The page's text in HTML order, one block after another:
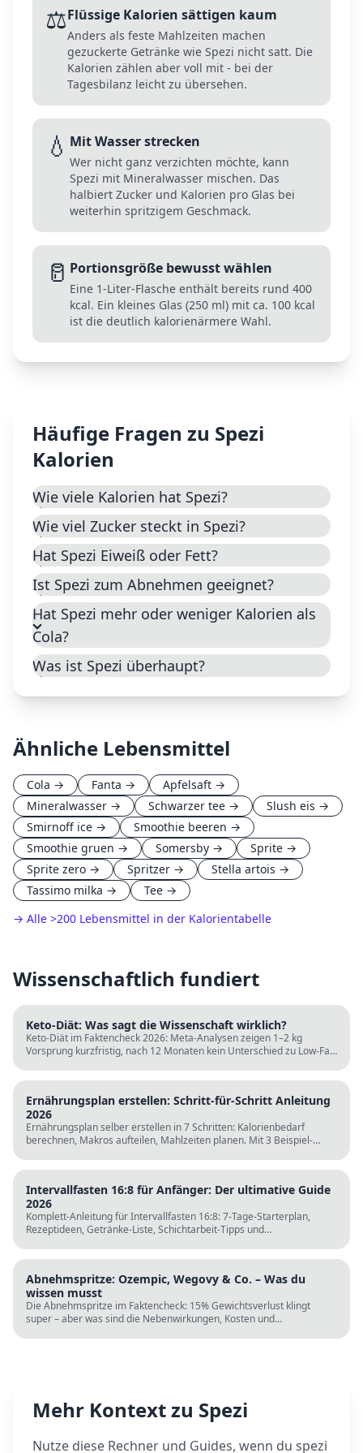
⚖️Flüssige Kalorien sättigen kaum
Anders als feste Mahlzeiten machen
gezuckerte Getränke wie Spezi nicht satt. Die
Kalorien zählen aber voll mit - bei der
Tagesbilanz leicht zu übersehen.
💧 Mit Wasser strecken
Wer nicht ganz verzichten möchte, kann
Spezi mit Mineralwasser mischen. Das
halbiert Zucker und Kalorien pro Glas bei
weiterhin spritzigem Geschmack.
🥛 Portionsgröße bewusst wählen
Eine 1-Liter-Flasche enthält bereits rund 400
kcal. Ein kleines Glas (250 ml) mit ca. 100 kcal
ist die deutlich kalorienärmere Wahl.
Häufige Fragen zu Spezi
Kalorien
Wie viele Kalorien hat Spezi?
Wie viel Zucker steckt in Spezi?
Hat Spezi Eiweiß oder Fett?
Ist Spezi zum Abnehmen geeignet?
Hat Spezi mehr oder weniger Kalorien als
Cola?
Was ist Spezi überhaupt?
Ähnliche Lebensmittel
Cola → Fanta → Apfelsaft →
Mineralwasser → Schwarzer tee → Slush eis →
Smirnoff ice → Smoothie beeren →
Smoothie gruen → Somersby → Sprite →
Sprite zero → Spritzer → Stella artois →
Tassimo milka → Tee →
→ Alle >200 Lebensmittel in der Kalorientabelle
Wissenschaftlich fundiert
Keto-Diät: Was sagt die Wissenschaft wirklich?
Keto-Diät im Faktencheck 2026: Meta-Analysen zeigen 1–2 kg
Vorsprung kurzfristig, nach 12 Monaten kein Unterschied zu Low-Fat.
Ernährungsplan erstellen: Schritt-für-Schritt Anleitung
2026
Ernährungsplan selber erstellen in 7 Schritten: Kalorienbedarf
berechnen, Makros aufteilen, Mahlzeiten planen. Mit 3 Beispiel-
Intervallfasten 16:8 für Anfänger: Der ultimative Guide
2026
Komplett-Anleitung für Intervallfasten 16:8: 7-Tage-Starterplan,
Rezeptideen, Getränke-Liste, Schichtarbeit-Tipps und
Abnehmspritze: Ozempic, Wegovy & Co. – Was du
wissen musst
Die Abnehmspritze im Faktencheck: 15% Gewichtsverlust klingt
super – aber was sind die Nebenwirkungen, Kosten und
Mehr Kontext zu Spezi
Nutze diese Rechner und Guides, wenn du spezi